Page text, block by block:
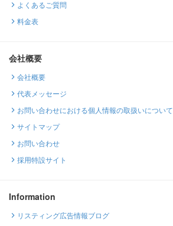
よくあるご質問
料金表
会社概要
会社概要
代表メッセージ
お問い合わせにおける個人情報の取扱いについて
サイトマップ
お問い合わせ
採用特設サイト
Information
リスティング広告情報ブログ